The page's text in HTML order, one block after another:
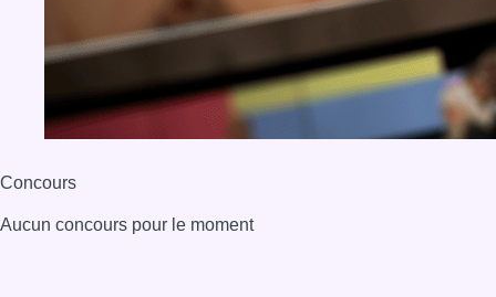
Concours
Aucun concours pour le moment